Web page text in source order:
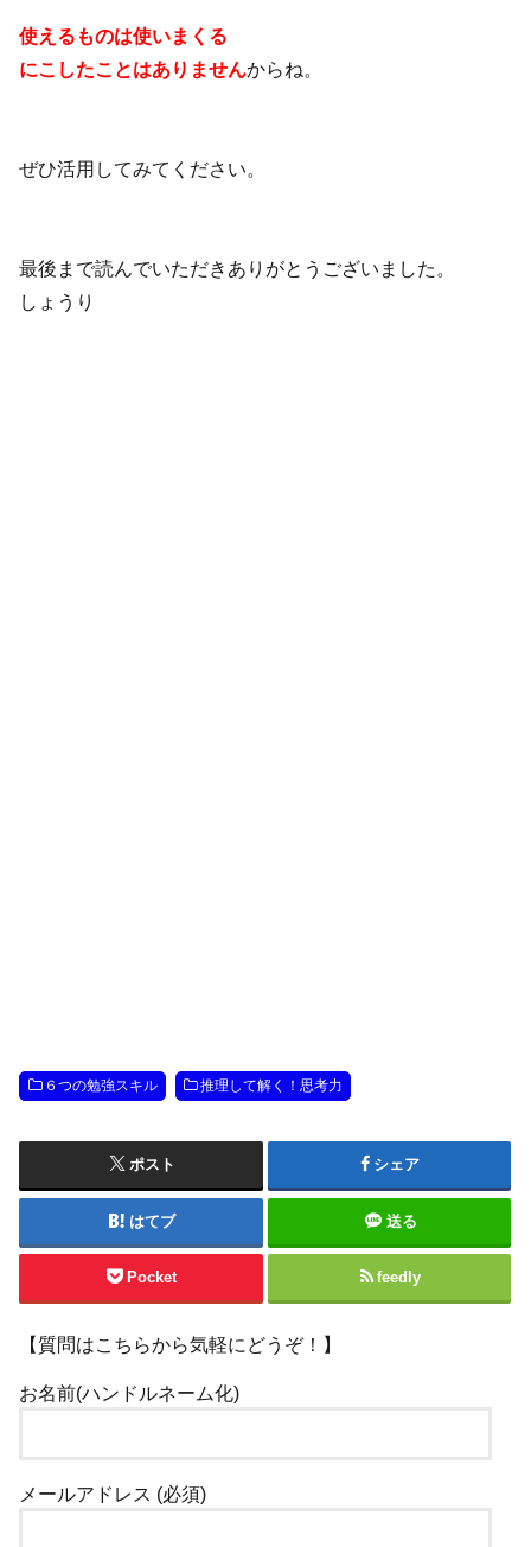
使えるものは使いまくる
にこしたことはありませんからね。
ぜひ活用してみてください。
最後まで読んでいただきありがとうございました。
しょうり
６つの勉強スキル 推理して解く！思考力
ポスト シェア
はてブ 送る
Pocket feedly
【質問はこちらから気軽にどうぞ！】
お名前(ハンドルネーム化)
メールアドレス (必須)